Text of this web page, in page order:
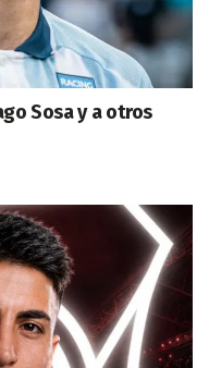
Sosa y a otros